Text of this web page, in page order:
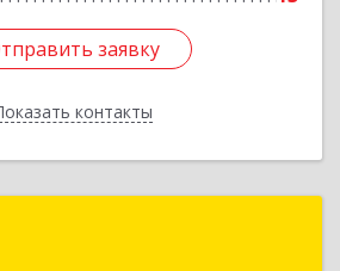
заявку
контакты
заявку
Назад